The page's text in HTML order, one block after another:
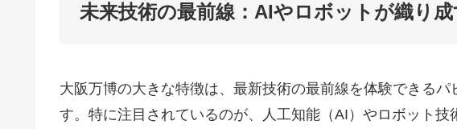
未来技術の最前線：AIやロボットが織り
大阪万博の大きな特徴は、最新技術の最前線を体験できる
す。特に注目されているのが、人工知能（AI）やロボット